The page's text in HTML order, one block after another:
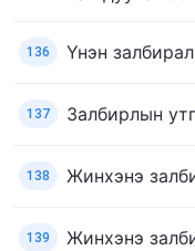
136 Үнэн залбирал
137 Залбирлын
138 Жинхэнэ
139 Жинхэнэ